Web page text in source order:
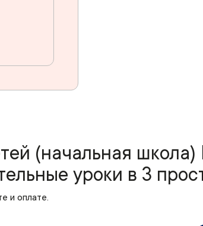
(начальная
уроки в 3
и оплате.